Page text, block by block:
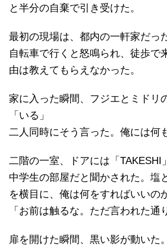
と半分の自棄で引き受けた。
最初の現場は、都内の一軒家だっ
自転車で行くと怒鳴られ、徒歩で
由は教えてもらえなかった。
家に入った瞬間、フジエとミドリ
「いる」
二人同時にそう言った。俺には何
二階の一室、ドアには「TAKESHI
中学生の部屋だと聞かされた。塩
を横目に、俺は何をすればいいの
「お前は触るな。ただ言われた通
扉を開けた瞬間、黒い影が動いた。